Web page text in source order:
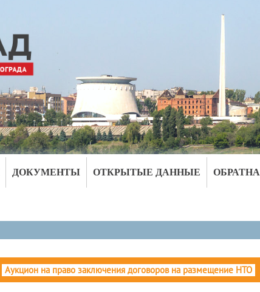
ДОКУМЕНТЫ ОТКРЫТЫЕ ДАННЫЕ
Аукцион на право заключения договоров на размещение НТО